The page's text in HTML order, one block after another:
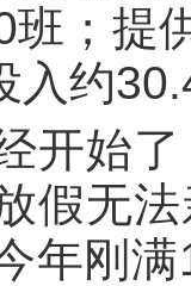
；提
入约
始了
假无
年刚